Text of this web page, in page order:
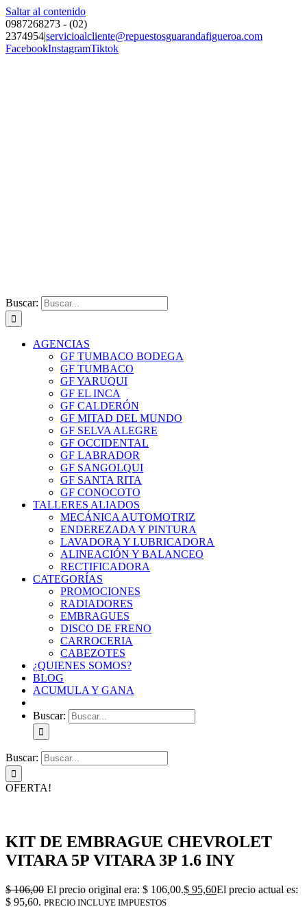
Saltar al contenido
0987268273 - (02)
2374954|servicioalcliente@repuestosguarandafigueroa.com
FacebookInstagramTiktok
Buscar:
AGENCIAS
GF TUMBACO BODEGA
GF TUMBACO
GF YARUQUI
GF EL INCA
GF CALDERÓN
GF MITAD DEL MUNDO
GF SELVA ALEGRE
GF OCCIDENTAL
GF LABRADOR
GF SANGOLQUI
GF SANTA RITA
GF CONOCOTO
TALLERES ALIADOS
MECÁNICA AUTOMOTRIZ
ENDEREZADA Y PINTURA
LAVADORA Y LUBRICADORA
ALINEACIÓN Y BALANCEO
RECTIFICADORA
CATEGORÍAS
PROMOCIONES
RADIADORES
EMBRAGUES
DISCO DE FRENO
CARROCERIA
CABEZOTES
¿QUIENES SOMOS?
BLOG
ACUMULA Y GANA
Buscar:
Buscar:
OFERTA!
KIT DE EMBRAGUE CHEVROLET
VITARA 5P VITARA 3P 1.6 INY
$106,00 El precio original era: $ 106,00.$ 95,60El precio actual es:
$ 95,60. PRECIO INCLUYE IMPUESTOS